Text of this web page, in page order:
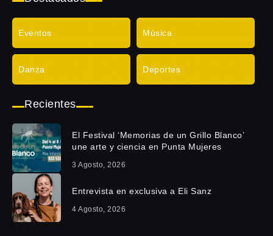
Eventos Música
Danza Deportes
Recientes
El Festival ‘Memorias de un Grillo Blanco’
une arte y ciencia en Punta Mujeres
3 Agosto, 2026
Entrevista en exclusiva a Eli Sanz
4 Agosto, 2026